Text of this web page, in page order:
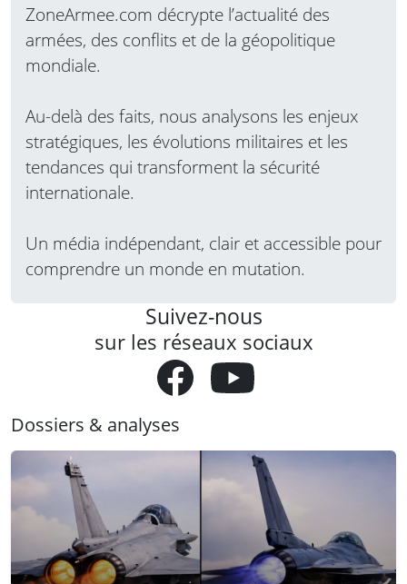
ZoneArmee.com décrypte l’actualité des
armées, des conflits et de la géopolitique
mondiale.
Au-delà des faits, nous analysons les enjeux
stratégiques, les évolutions militaires et les
tendances qui transforment la sécurité
internationale.
Un média indépendant, clair et accessible pour
comprendre un monde en mutation.
Suivez-nous
sur les réseaux sociaux
Dossiers & analyses